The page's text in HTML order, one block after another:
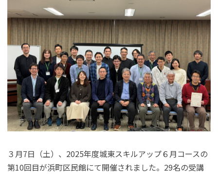
３月7日（土）、 2025年度城東スキルアップ６月コースの
第10回目が浜町区民館にて開催されました。 29名の受講